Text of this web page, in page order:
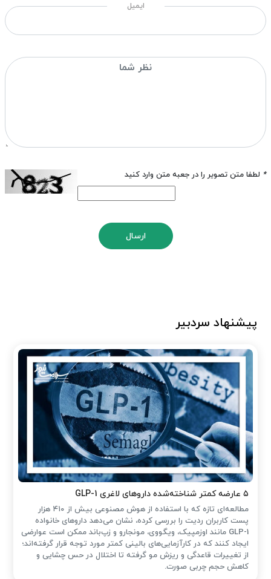
ایمیل
* لطفا متن تصویر را در جعبه متن وارد کنید
ارسال
پیشنهاد سردبیر
۵ عارضه کمتر شناخته‌شده داروهای لاغری GLP-1
مطالعه‌ای تازه که با استفاده از هوش مصنوعی بیش از ۴۱۰ هزار
پست کاربران ردیت را بررسی کرده، نشان می‌دهد داروهای خانواده
GLP-1 مانند اوزمپیک، ویگووی، مونجارو و زپ‌باند ممکن است عوارضی
ایجاد کنند که در کارآزمایی‌های بالینی کمتر مورد توجه قرار گرفته‌اند؛
از تغییرات قاعدگی و ریزش مو گرفته تا اختلال در حس چشایی و
کاهش حجم چربی صورت.